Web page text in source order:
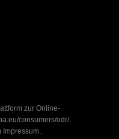
zur Online-
consumers/odr/.
Impressum..